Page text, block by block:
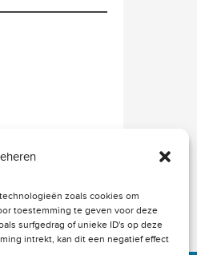
zoals cookies om
toestemming te geven voor deze
surfgedrag of unieke ID's op deze
intrekt, kan dit een negatief effect